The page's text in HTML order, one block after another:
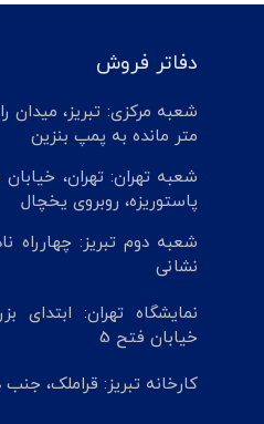
دفاتر فروش
متر مانده به پمپ بنزین
شعبه تهران: تهران،
پاستوریزه، روبروی یخچال
شعبه دوم تبریز: چهارراه
نشانی
نمایشگاه تهران: ابتدای
خیابان فتح 5
کارخانه تبریز: قراملک،